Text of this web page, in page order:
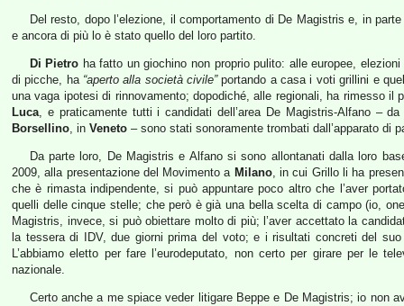
Del resto, dopo l’elezione, il comportamento di De Magistris e, in
e ancora di più lo è stato quello del loro partito.
Di Pietro ha fatto un giochino non proprio pulito: alle europee,
di picche, ha “aperto alla società civile”portando a casa i voti grillini e
una vaga ipotesi di rinnovamento; dopodiché, alle regionali, ha rimesso
Luca, e praticamente tutti i candidati dell’area De Magistris-Alfano –
Borsellino, in Veneto – sono stati sonoramente trombati dall’apparato di
Da parte loro, De Magistris e Alfano si sono allontanati dalla loro
2009, alla presentazione del Movimento a Milano, in cui Grillo li ha
che è rimasta indipendente, si può appuntare poco altro che l’aver
quelli delle cinque stelle; che però è già una bella scelta di campo (io,
Magistris, invece, si può obiettare molto di più; l’aver accettato la
la tessera di IDV, due giorni prima del voto; e i risultati concreti del
L’abbiamo eletto per fare l’eurodeputato, non certo per girare per le
nazionale.
Certo anche a me spiace veder litigare Beppe e De Magistris; io non